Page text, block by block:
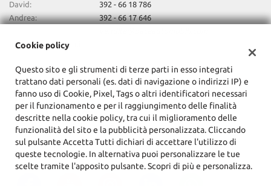
David:
392 - 66 18 786
Andrea:
392 - 66 17 646
Indicazioni stradali
Dati fiscali:
Pace Srl
C.F/P.IVA:15277761001
Registro delle imprese: Roma
Cookie policy
Questo sito e gli strumenti di terze parti in esso integrati
trattano dati personali (es. dati di navigazione o indirizzi IP) e
fanno uso di Cookie, Pixel, Tags o altri identificatori necessari
per il funzionamento e per il raggiungimento delle finalità
descritte nella cookie policy, tra cui il miglioramento delle
funzionalità del sito e la pubblicità personalizzata. Cliccando
sul pulsante Accetta Tutti dichiari di accettare l'utilizzo di
queste tecnologie. In alternativa puoi personalizzare le tue
scelte tramite l'apposito pulsante. Scopri di più e personalizza.